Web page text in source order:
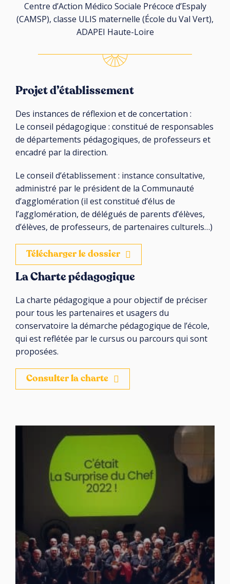
Centre d’Action Médico Sociale Précoce d’Espaly
(CAMSP), classe ULIS maternelle (École du Val Vert),
ADAPEI Haute-Loire
Projet d’établissement
Des instances de réflexion et de concertation :
Le conseil pédagogique : constitué de responsables
de départements pédagogiques, de professeurs et
encadré par la direction.
Le conseil d’établissement : instance consultative,
administré par le président de la Communauté
d’agglomération (il est constitué d’élus de
l’agglomération, de délégués de parents d’élèves,
d’élèves, de professeurs, de partenaires culturels…)
Télécharger le dossier
La Charte pédagogique
La charte pédagogique a pour objectif de préciser
pour tous les partenaires et usagers du
conservatoire la démarche pédagogique de l’école,
qui est reflétée par le cursus ou parcours qui sont
proposées.
Consulter la charte